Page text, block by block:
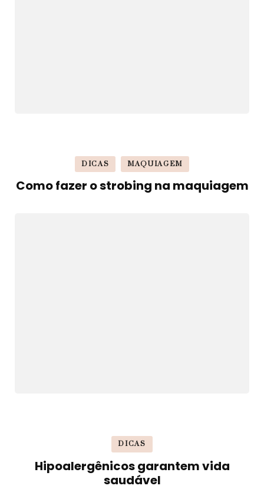
DICAS MAQUIAGEM
Como fazer o strobing na maquiagem
DICAS
Hipoalergênicos garantem vida
saudável